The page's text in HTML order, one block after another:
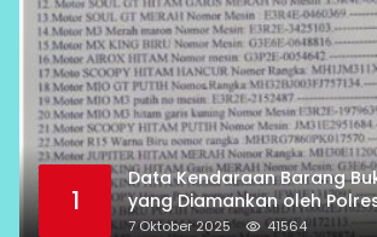
1
Data Kendaraan Barang
yang Diamankan oleh
7 Oktober 2025 41564